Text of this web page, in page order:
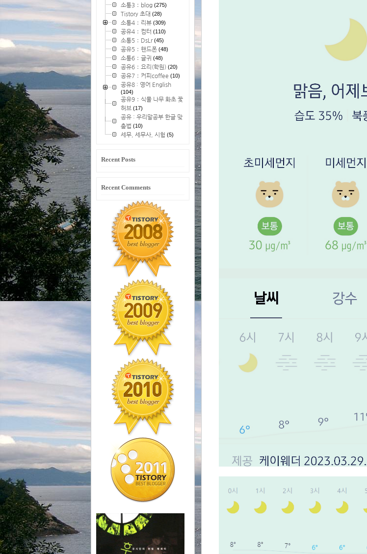
소통3：blog(275)
Tistory 초대 (28)
소통4：리뷰(309)
공유4：컴터 (110)
소통5：DsLr(45)
공유5：핸드폰(48)
소통6：글귀 (48)
공유6：요리(학원)(20)
공유7：커피coffee (10)
공유8 : 영어 English
(104)
공유9：식물 나무 화초 꽃
허브 (17)
공유 : 우리말공부 한글 맞
춤법 (10)
세무, 세무사, 시험 (5)
Recent Posts
Recent Comments